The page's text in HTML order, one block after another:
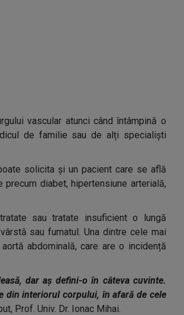
vascular atunci când întâmpină o
de familie sau de alți specialiști
solicita și un pacient care se află
diabet, hipertensiune arterială,
sau tratate insuficient o lungă
sau fumatul. Una dintre cele mai
abdominală, care are o incidență
dar aș defini-o în câteva cuvinte.
din interiorul corpului, în afară de cele
Prof. Univ. Dr. Ionac Mihai.